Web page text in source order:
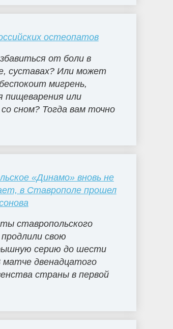
остеопатов
от боли в
суставах? Или может
мигрень,
пищеварения или
сном? Тогда вам точно
«Динамо» вновь не
в Ставрополе прошел
ставропольского
свою
серию до шести
двенадцатого
страны в первой